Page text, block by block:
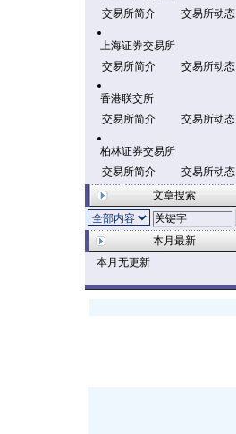
交易所简介
交易所动态
上海证券交易所
交易所简介
交易所动态
香港联交所
交易所简介
交易所动态
柏林证券交易所
交易所简介
交易所动态
文章搜索
本月最新
本月无更新